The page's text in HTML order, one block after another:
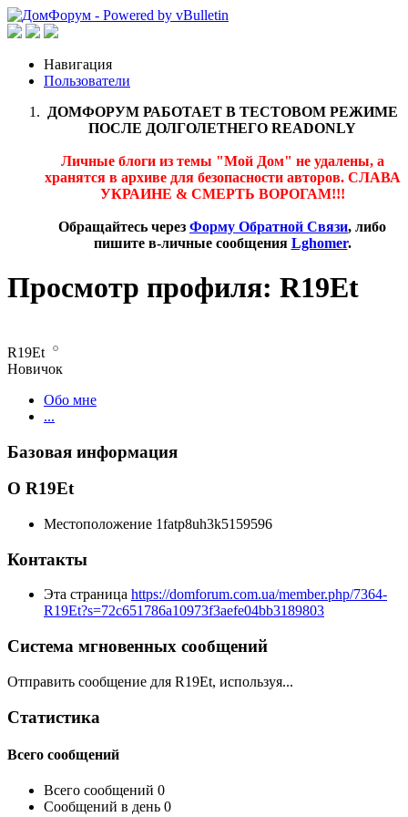
Навигация
Пользователи
ДОМФОРУМ РАБОТАЕТ В ТЕСТОВОМ РЕЖИМЕ
ПОСЛЕ ДОЛГОЛЕТНЕГО READONLY
Личные блоги из темы "Мой Дом" не удалены, а
хранятся в архиве для безопасности авторов. СЛАВА
УКРАИНЕ & СМЕРТЬ ВОРОГАМ!!!
Обращайтесь через Форму Обратной Связи, либо
пишите в-личные сообщения Lghomer.
Просмотр профиля: R19Et
R19Et
Новичок
Обо мне
...
Базовая информация
О R19Et
Местоположение 1fatp8uh3k5159596
Контакты
Эта страница https://domforum.com.ua/member.php/7364-
R19Et?s=72c651786a10973f3aefe04bb3189803
Система мгновенных сообщений
Отправить сообщение для R19Et, используя...
Статистика
Всего сообщений
Всего сообщений 0
Сообщений в день 0